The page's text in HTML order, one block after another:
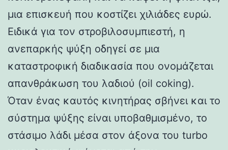
μια επισκευή που κοστίζει χιλιάδες ευρώ.
Ειδικά για τον στροβιλοσυμπιεστή, η
ανεπαρκής ψύξη οδηγεί σε μια
καταστροφική διαδικασία που ονομάζεται
απανθράκωση του λαδιού (oil coking).
Όταν ένας καυτός κινητήρας σβήνει και το
σύστημα ψύξης είναι υποβαθμισμένο, το
στάσιμο λάδι μέσα στον άξονα του turbo